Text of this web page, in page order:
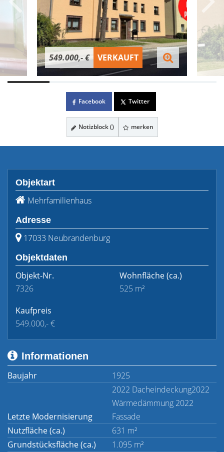
549.000,- € VERKAUFT
Facebook Twitter
Notizblock () merken
Objektart
Mehrfamilienhaus
Adresse
17033 Neubrandenburg
Objektdaten
Objekt-Nr.
7326
Wohnfläche(ca.)
525 m²
Kaufpreis
549.000,- €
Informationen
Baujahr
1925
Letzte Modernisierung
2022 Dacheindeckung2022
Wärmedämmung 2022
Fassade
Nutzfläche (ca.)
631 m²
Grundstücksfläche (ca.)
1.095 m²